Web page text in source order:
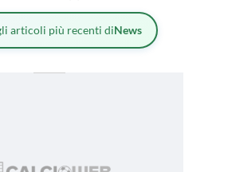
articoli più recenti diNews